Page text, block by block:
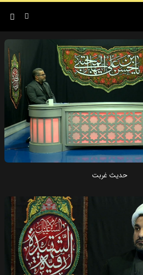
حدیث غربت